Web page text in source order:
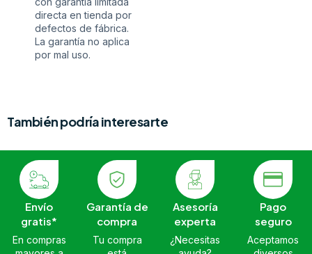
directa en tienda por
defectos de fábrica.
La garantía no aplica
por mal uso.
También podría interesarte
Envío
gratis*
En compras
Garantía de
compra
Tu compra
Asesoría
experta
¿Necesitas
Pago
seguro
Aceptamos